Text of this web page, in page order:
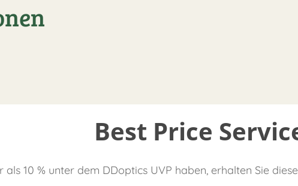
Best Price
10 % unter dem DDoptics UVP haben, erhalten Sie